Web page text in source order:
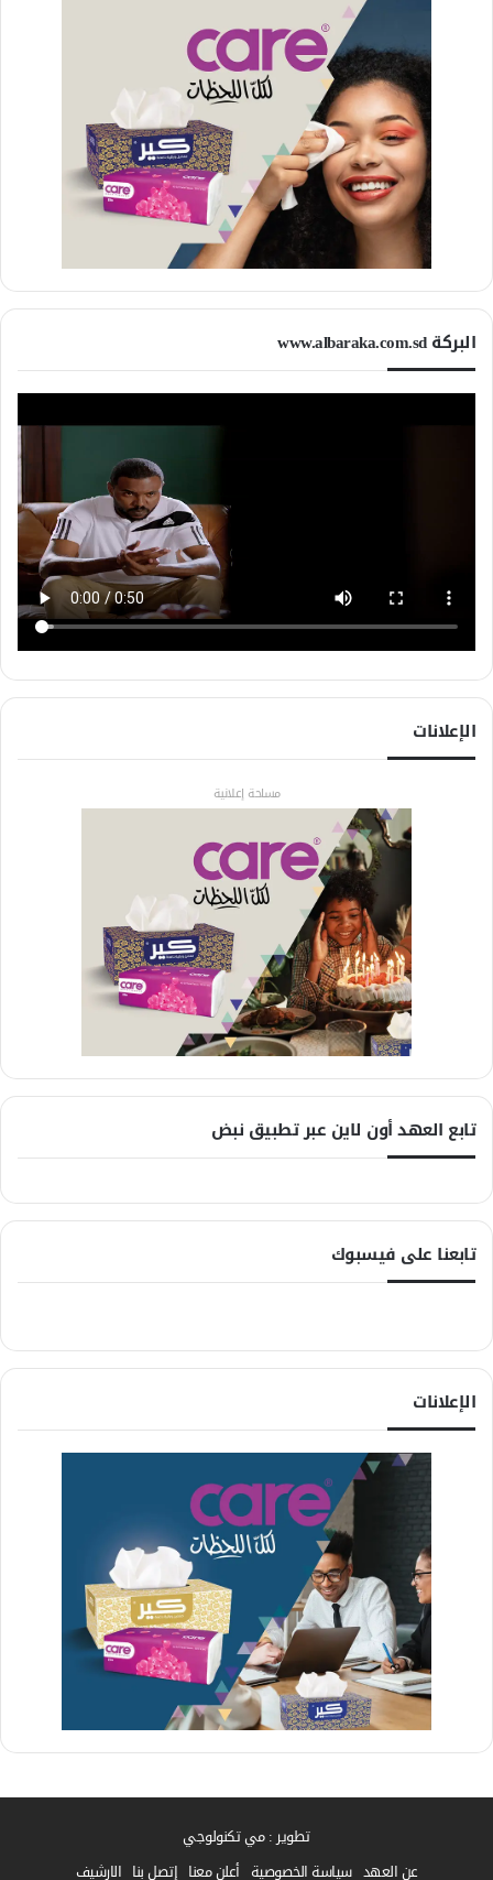
البركة www.albaraka.com.sd
الإعلانات
مساحة إعلانية
تابع العهد أون لاين عبر تطبيق نبض
تابعنا على فيسبوك
الإعلانات
تطوير : مي تكنولوجي
عن العهد سياسة الخصوصية أعلن معنا إتصل بنا الارشيف